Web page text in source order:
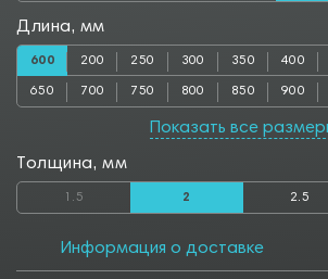
Длина, мм
600 200 250 300 350 400
650 700 750 800 850 900
1200 1250 1300 1350
2000 2050 2500 2550 2800 2850
3550 4000 4050 4500 4550 5000
6000
Показать все
Толщина, мм
1.5 2 2.5
Информация о доставке